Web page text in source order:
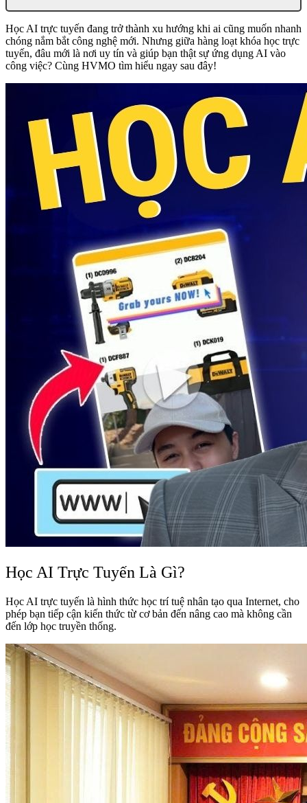
Học AI trực tuyến đang trở thành xu hướng khi ai cũng muốn nhanh
chóng nắm bắt công nghệ mới. Nhưng giữa hàng loạt khóa học trực
tuyến, đâu mới là nơi uy tín và giúp bạn thật sự ứng dụng AI vào
công việc? Cùng HVMO tìm hiểu ngay sau đây!
Học AI Trực Tuyến Là Gì?
Học AI trực tuyến là hình thức học trí tuệ nhân tạo qua Internet, cho
phép bạn tiếp cận kiến thức từ cơ bản đến nâng cao mà không cần
đến lớp học truyền thống.